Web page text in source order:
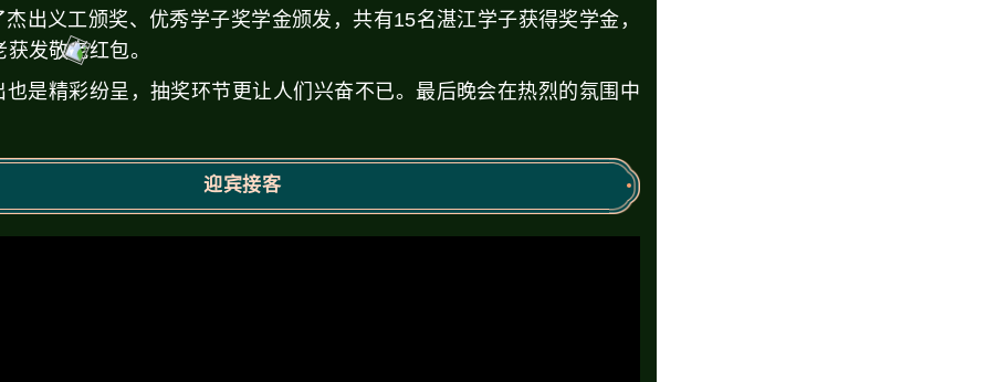
出义工颁奖、优秀学子奖学金颁发，共有15名湛江学子获得奖学金，
发敬老红包。
也是精彩纷呈，抽奖环节更让人们兴奋不已。最后晚会在热烈的氛围中
迎宾接客